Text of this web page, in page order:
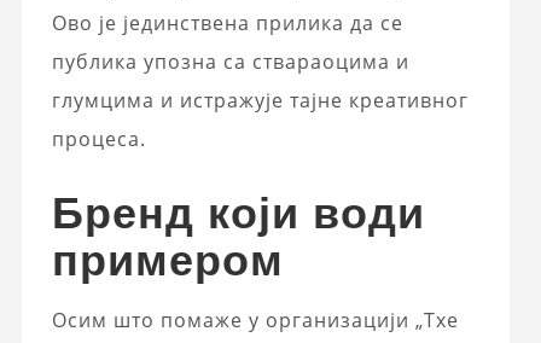
Ово је јединствена прилика да се
публика упозна са ствараоцима и
глумцима и истражује тајне креативног
процеса.
Бренд који води
примером
Осим што помаже у организацији „Тхе